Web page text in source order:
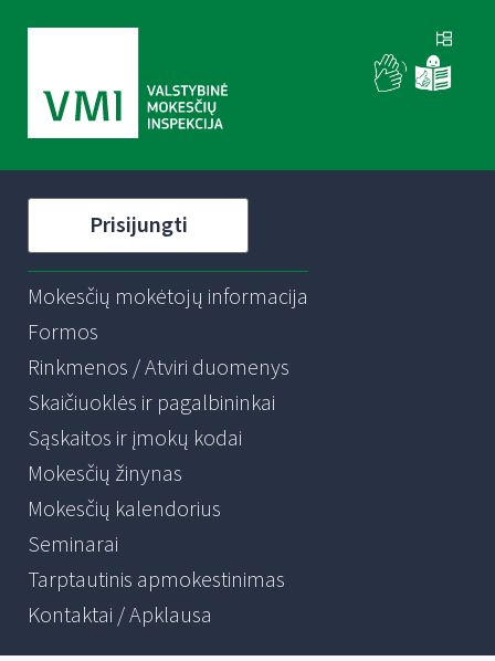
Prisijungti
Mokesčių mokėtojų informacija
Formos
Rinkmenos / Atviri duomenys
Skaičiuoklės ir pagalbininkai
Sąskaitos ir įmokų kodai
Mokesčių žinynas
Mokesčių kalendorius
Seminarai
Tarptautinis apmokestinimas
Kontaktai / Apklausa